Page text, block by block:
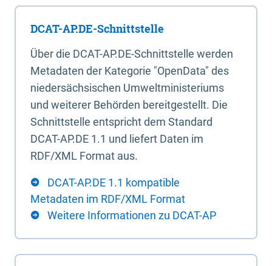
DCAT-AP.DE-Schnittstelle
Über die DCAT-AP.DE-Schnittstelle werden
Metadaten der Kategorie "OpenData" des
niedersächsischen Umweltministeriums
und weiterer Behörden bereitgestellt. Die
Schnittstelle entspricht dem Standard
DCAT-AP.DE 1.1 und liefert Daten im
RDF/XML Format aus.
DCAT-AP.DE 1.1 kompatible
Metadaten im RDF/XML Format
Weitere Informationen zu DCAT-AP